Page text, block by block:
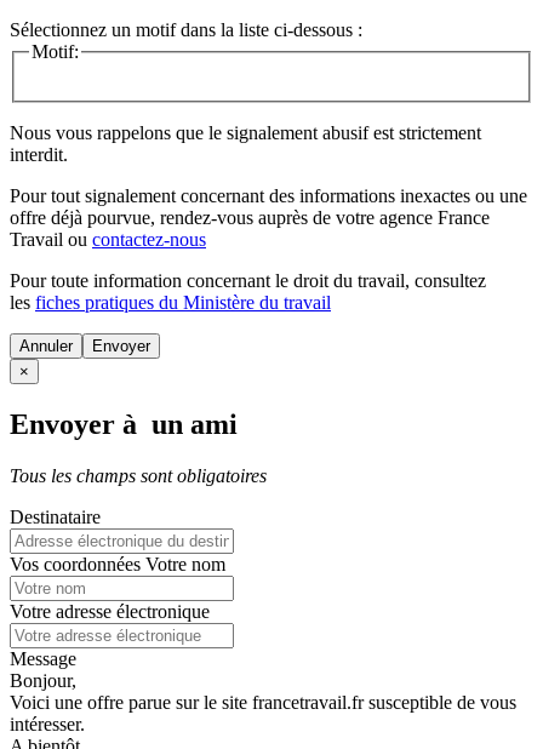
Sélectionnez un motif dans la liste ci-dessous :
Motif:
Nous vous rappelons que le signalement abusif est strictement
interdit.
Pour tout signalement concernant des informations inexactes ou une
offre déjà pourvue, rendez-vous auprès de votre agence France
Travail ou contactez-nous
Pour toute information concernant le droit du travail, consultez
les fiches pratiques du Ministère du travail
Annuler
×
Envoyer à un ami
Tous les champs sont obligatoires
Destinataire
Vos coordonnées Votre nom
Votre adresse électronique
Message
Bonjour,
Voici une offre parue sur le site francetravail.fr susceptible de vous
intéresser.